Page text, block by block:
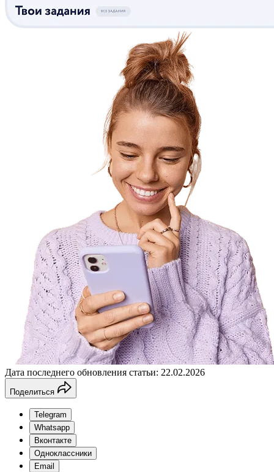
Дата последнего обновления статьи: 22.02.2026
Поделиться
Telegram
Whatsapp
Вконтакте
Одноклассники
Email